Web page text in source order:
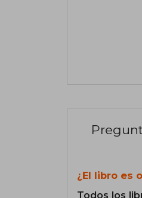
¿El libro es
Todos los